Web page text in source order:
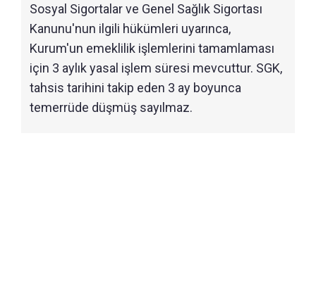
Sosyal Sigortalar ve Genel Sağlık Sigortası
Kanunu'nun ilgili hükümleri uyarınca,
Kurum'un emeklilik işlemlerini tamamlaması
için 3 aylık yasal işlem süresi mevcuttur. SGK,
tahsis tarihini takip eden 3 ay boyunca
temerrüde düşmüş sayılmaz.